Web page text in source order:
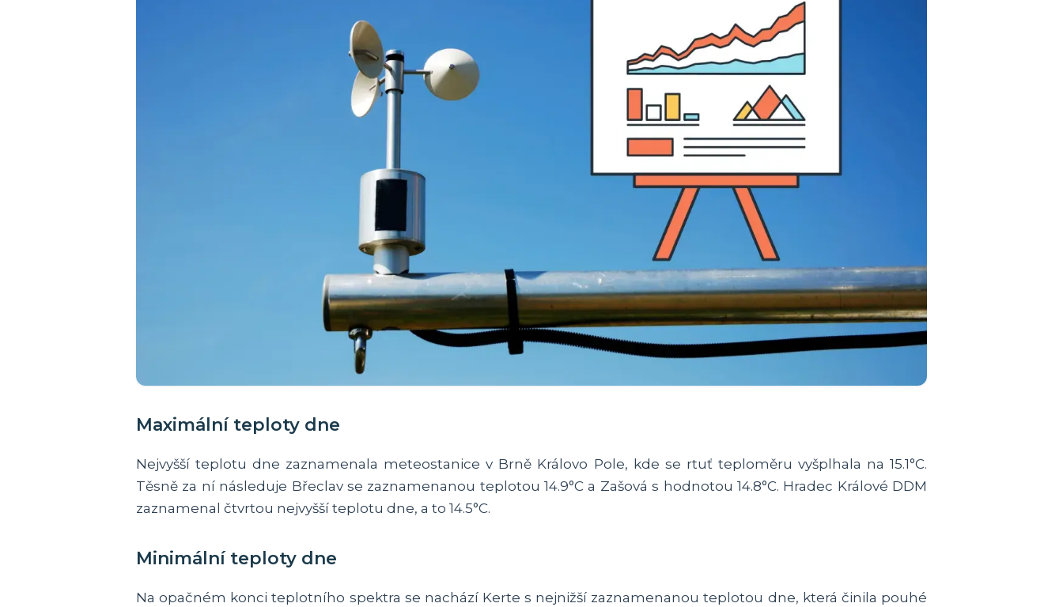
Maximální teploty dne
Nejvyšší teplotu dne zaznamenala meteostanice v Brně Královo Pole, kde se rtuť teploměru vyšplhala na 15.1°C.
Těsně za ní následuje Břeclav se zaznamenanou teplotou 14.9°C a Zašová s hodnotou 14.8°C. Hradec Králové DDM
zaznamenal čtvrtou nejvyšší teplotu dne, a to 14.5°C.
Minimální teploty dne
Na opačném konci teplotního spektra se nachází Kerte s nejnižší zaznamenanou teplotou dne, která činila pouhé